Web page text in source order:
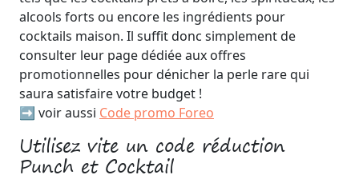
alcools forts ou encore les ingrédients pour
cocktails maison. Il suffit donc simplement de
consulter leur page dédiée aux offres
promotionnelles pour dénicher la perle rare qui
saura satisfaire votre budget !
➡️ voir aussi Code promo Foreo
Utilisez vite un code réduction
Punch et Cocktail